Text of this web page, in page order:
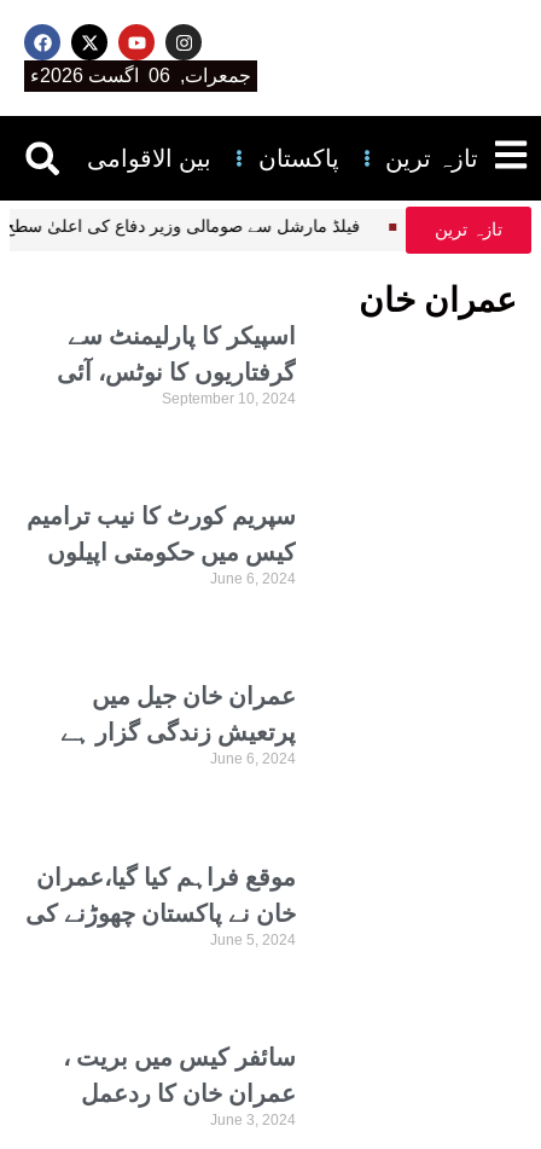
جمعرات, 06 اگست 2026ء
بین الاقوامی پاکستان تازہ ترین
تازہ ترین فیلڈ مارشل سے صومالی وزیر دفاع کی اعلیٰ ٹرانسپورٹرز اتحاد
عمران خان
اسپیکر کا پارلیمنٹ سے
گرفتاریوں کا نوٹس، آئی
جی اسلام آباد طلب
September 10, 2024
سپریم کورٹ کا نیب ترامیم
کیس میں حکومتی اپیلوں
پر فیصلہ محفوظ، مکمل
June 6, 2024
عمران خان جیل میں
پرتعیش زندگی گزار ہے
ہیں، عمران خان کے سیل
ردِعمل سامنے آ گیا
June 6, 2024
موقع فراہم کیا گیا،عمران
خان نے پاکستان چھوڑنے کی
پیشکش سے انکار کردیا،
June 5, 2024
سائفر کیس میں بریت ،
عمران خان کا ردعمل
سامنے آ گیا
June 3, 2024